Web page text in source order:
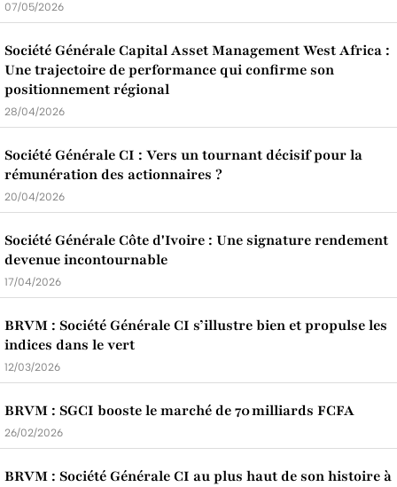
07/05/2026
Société Générale Capital Asset Management West Africa :
Une trajectoire de performance qui confirme son
positionnement régional
28/04/2026
Société Générale CI : Vers un tournant décisif pour la
rémunération des actionnaires ?
20/04/2026
Société Générale Côte d'Ivoire : Une signature rendement
devenue incontournable
17/04/2026
BRVM : Société Générale CI s’illustre bien et propulse les
indices dans le vert
12/03/2026
BRVM : SGCI booste le marché de 70 milliards FCFA
26/02/2026
BRVM : Société Générale CI au plus haut de son histoire à